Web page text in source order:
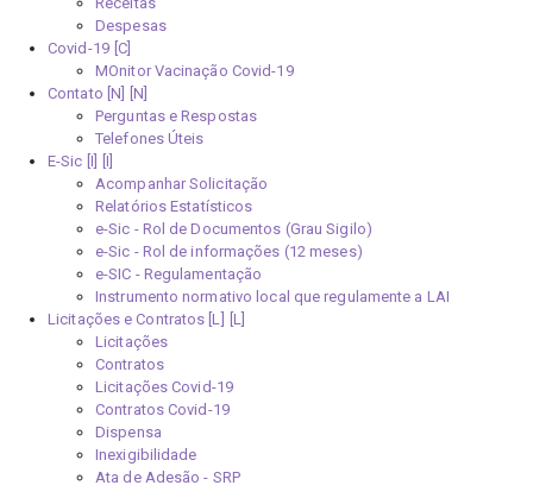
Despesas
Covid-19
MOnitor Vacinação Covid-19
Contato [N]
Perguntas e Respostas
Telefones Úteis
E-Sic [I]
Acompanhar Solicitação
Relatórios Estatísticos
e-Sic - Rol de Documentos (Grau Sigilo)
e-Sic - Rol de informações (12 meses)
e-SIC - Regulamentação
Instrumento normativo local que regulamente a LAI
Licitações e Contratos [L]
Licitações
Contratos
Licitações Covid-19
Contratos Covid-19
Dispensa
Inexigibilidade
Ata de Adesão - SRP